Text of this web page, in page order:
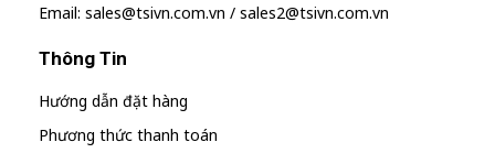
Email: sales@tsivn.com.vn / sales2@tsivn.com.vn
Thông Tin
Hướng dẫn đặt hàng
Phương thức thanh toán